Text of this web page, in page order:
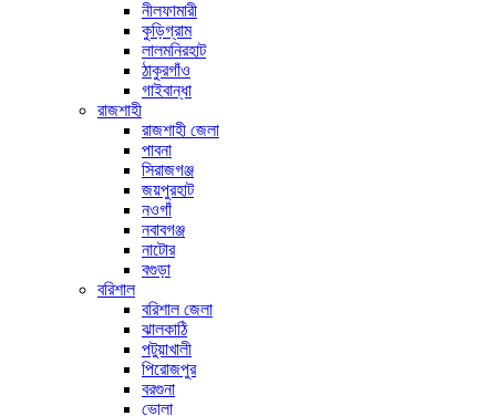
নীলফামারী
কুড়িগ্রাম
লালমনিরহাট
ঠাকুরগাঁও
গাইবান্ধা
রাজশাহী
রাজশাহী জেলা
পাবনা
সিরাজগঞ্জ
জয়পুরহাট
নওগাঁ
নবাবগঞ্জ
নাটোর
বগুড়া
বরিশাল
বরিশাল জেলা
ঝালকাঠি
পটুয়াখালী
পিরোজপুর
বরগুনা
ভোলা